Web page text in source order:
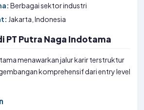
Berbagai sektor industri
Jakarta, Indonesia
PT Putra Naga Indotama
menawarkan jalur karir terstruktur
komprehensif dari entry level